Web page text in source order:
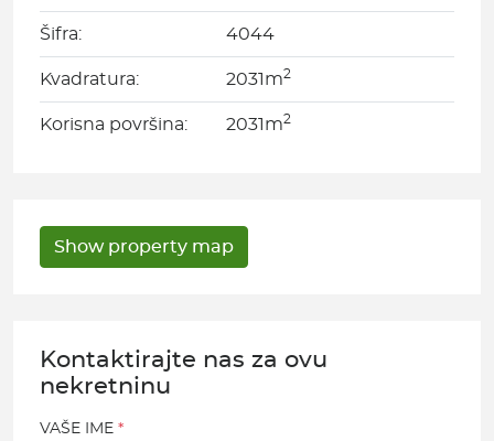
Šifra: 4044
Kvadratura: 2031m2
Korisna površina: 2031m2
Kontaktirajte nas za ovu
nekretninu
VAŠE IME